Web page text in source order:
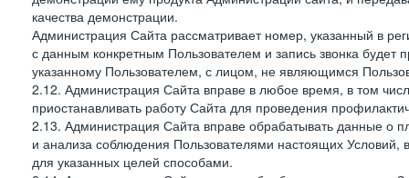
качества демонстрации.
Администрация Сайта рассматривает номер, указанный в
с данным конкретным Пользователем и запись звонка будет
указанному Пользователем, с лицом, не являющимся
2.12. Администрация Сайта вправе в любое время, в том
приостанавливать работу Сайта для проведения
2.13. Администрация Сайта вправе обрабатывать данные о
и анализа соблюдения Пользователями настоящих
для указанных целей способами.